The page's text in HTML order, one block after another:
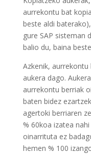
aurrekontu bat
beste aldi
gure SAP sisteman
balio du, baina
Azkenik,
aukera dago.
aurrekontu berriak
baten bidez
agertoki berriaren
% 60koa izatea
oinarrituta ez
hemen % 100